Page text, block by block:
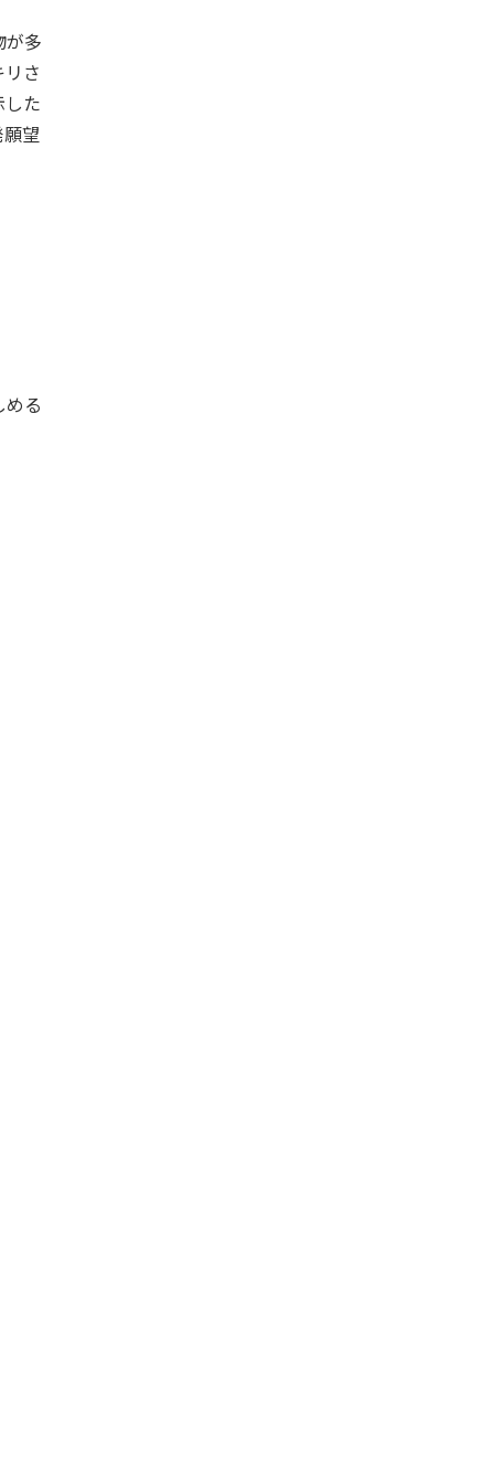
が多
さ
た
望
る